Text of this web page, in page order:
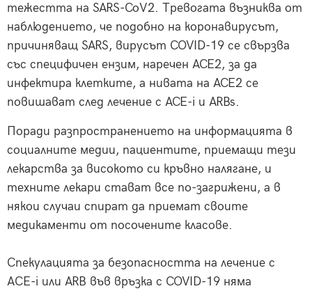
тежестта на SARS-CoV2. Тревогата възниква от
наблюдението, че подобно на коронавирусът,
причиняващ SARS, вирусът COVID-19 се свързва
със специфичен ензим, наречен ACE2, за да
инфектира клетките, а нивата на ACE2 се
повишават след лечение с ACE-i и ARBs.
Поради разпространението на информацията в
социалните медии, пациентите, приемащи тези
лекарства за високото си кръвно налягане, и
техните лекари стават все по-загрижени, а в
някои случаи спират да приемат своите
медикаменти от посочените класове.
Спекулацията за безопасността на лечение с
АСЕ-i или ARB във връзка с COVID-19 няма